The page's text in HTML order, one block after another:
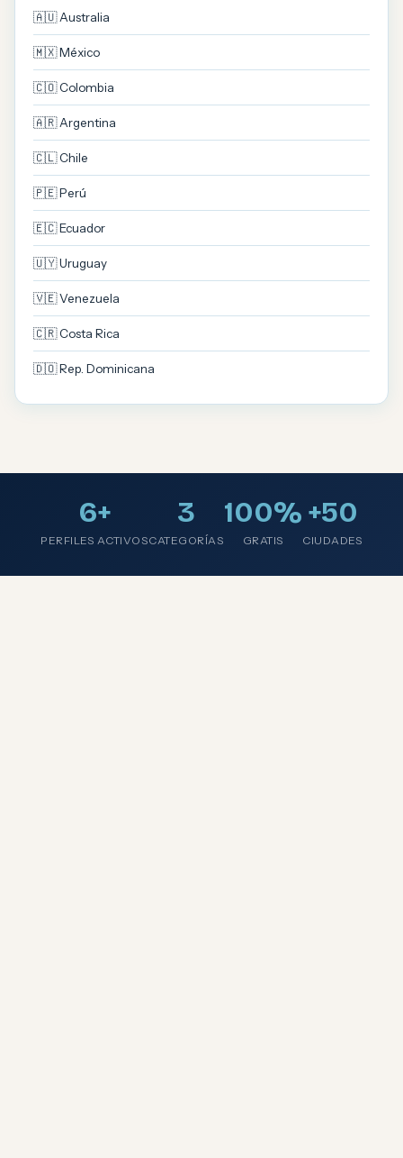
🇦🇺 Australia
🇲🇽 México
🇨🇴 Colombia
🇦🇷 Argentina
🇨🇱 Chile
🇵🇪 Perú
🇪🇨 Ecuador
🇺🇾 Uruguay
🇻🇪 Venezuela
🇨🇷 Costa Rica
🇩🇴 Rep. Dominicana
6+
PERFILES ACTIVOS
3
CATEGORÍAS
100%
GRATIS
+50
CIUDADES